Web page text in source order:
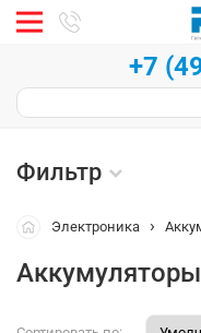
+7
Фильтр
Электроника